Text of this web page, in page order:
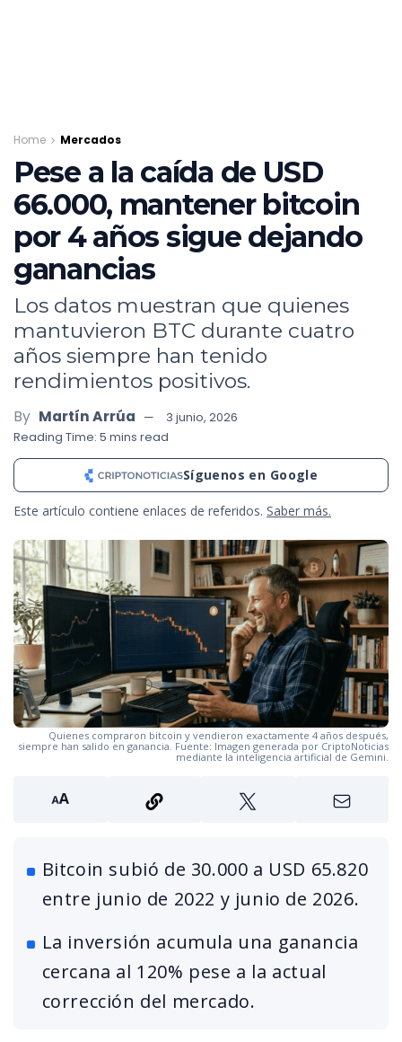
Home Mercados
Pese a la caída de USD
66.000, mantener bitcoin
por 4 años sigue dejando
ganancias
Los datos muestran que quienes
mantuvieron BTC durante cuatro
años siempre han tenido
rendimientos positivos.
By Martín Arrúa
3 junio, 2026
Reading Time: 5 mins read
Síguenos en Google
Este artículo contiene enlaces de referidos. Saber más.
Quienes compraron bitcoin y vendieron exactamente 4 años después,
siempre han salido en ganancia. Fuente: Imagen generada por CriptoNoticias
mediante la inteligencia artificial de Gemini.
Bitcoin subió de 30.000 a USD 65.820
entre junio de 2022 y junio de 2026.
La inversión acumula una ganancia
cercana al 120% pese a la actual
corrección del mercado.